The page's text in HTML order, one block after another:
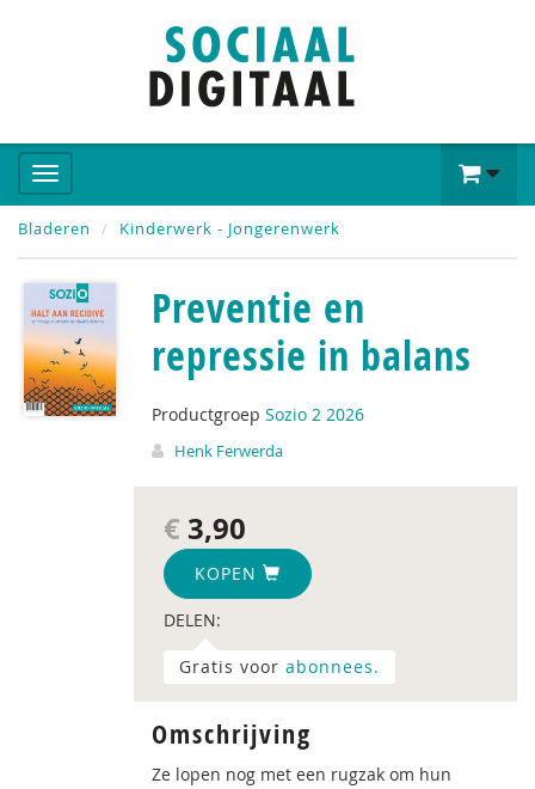
Bladeren Kinderwerk - Jongerenwerk
Preventie en
repressie in balans
Productgroep Sozio 2 2026
Henk Ferwerda
€ 3,90
KOPEN
DELEN:
Gratis voor abonnees.
Omschrijving
Ze lopen nog met een rugzak om hun